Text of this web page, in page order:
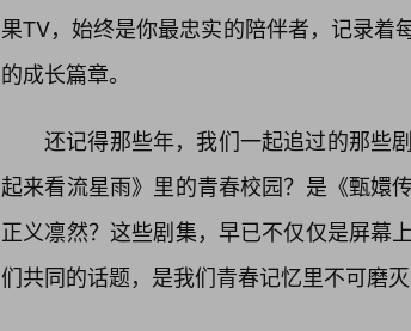
果TV，始终是你最忠实的陪伴者，记录着
的成长篇章。
还记得那些年，我们一起追过的那些
起来看流星雨》里的青春校园？是《甄嬛
正义凛然？这些剧集，早已不仅仅是屏幕
们共同的话题，是我们青春记忆里不可磨灭